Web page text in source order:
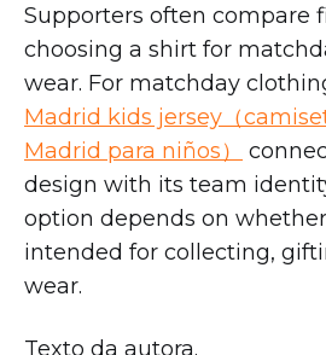
Supporters often compare
choosing a shirt for
wear. For matchday
Madrid kids jersey（
Madrid para niños）
design with its team
option depends on
intended for collecting,
wear.
Texto da autora.